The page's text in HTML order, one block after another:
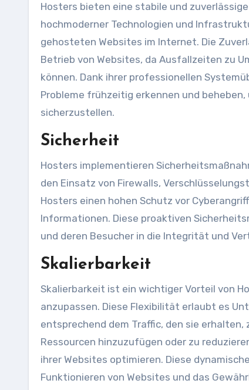
Hosters bieten eine stabile und
hochmoderner Technologien und
gehosteten Websites im Internet. Die
Betrieb von Websites, da Ausfallzeiten zu
können. Dank ihrer professionellen
Probleme frühzeitig erkennen und
sicherzustellen.
Sicherheit
Hosters implementieren
den Einsatz von Firewalls,
Hosters einen hohen Schutz vor
Informationen. Diese proaktiven
und deren Besucher in die Integrität und
Skalierbarkeit
Skalierbarkeit ist ein wichtiger Vorteil von
anzupassen. Diese Flexibilität erlaubt es
entsprechend dem Traffic, den sie
Ressourcen hinzuzufügen oder zu
ihrer Websites optimieren. Diese
Funktionieren von Websites und das